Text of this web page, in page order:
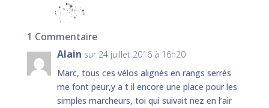
1 Commentaire
Alain sur 24 juillet 2016 à 16h20
Marc, tous ces vélos alignés en rangs serrés
me font peur,y a t il encore une place pour les
simples marcheurs, toi qui suivait nez en l’air